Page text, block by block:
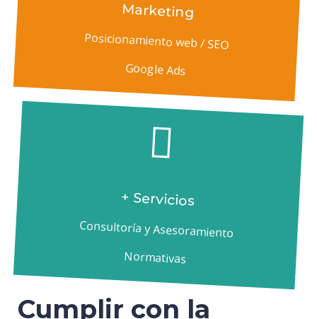
Marketing
Posicionamiento web / SEO
Google Ads
+ Servicios
Consultoría y Asesoramiento
Normativas
Cumplir con la